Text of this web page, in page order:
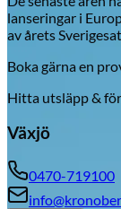
lanseringar i
av årets
Boka gärna en
Hitta utsläpp &
Växjö
0470-719100